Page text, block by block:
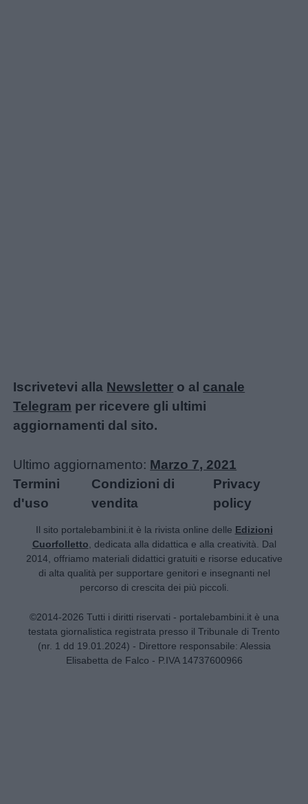
Iscrivetevi alla Newsletter o al canale
Telegram per ricevere gli ultimi
aggiornamenti dal sito.
Ultimo aggiornamento: Marzo 7, 2021
Termini
d'uso
Condizioni di
vendita
Privacy
policy
Il sito portalebambini.it è la rivista online delle Edizioni
Cuorfolletto , dedicata alla didattica e alla creatività. Dal
2014, offriamo materiali didattici gratuiti e risorse educative
di alta qualità per supportare genitori e insegnanti nel
percorso di crescita dei più piccoli.
©2014-2026 Tutti i diritti riservati - portalebambini.it è una
testata giornalistica registrata presso il Tribunale di Trento
(nr. 1 dd 19.01.2024) - Direttore responsabile: Alessia
Elisabetta de Falco - P.IVA 14737600966